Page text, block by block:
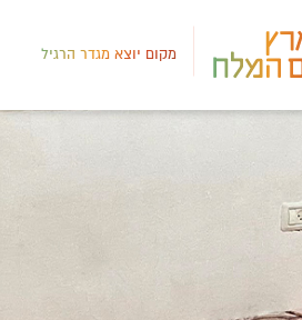
מקום יוצא מגדר הרגיל